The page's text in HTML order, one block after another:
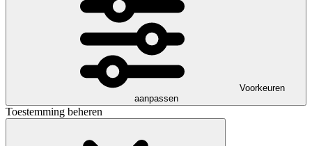
Voorkeuren
aanpassen
Toestemming beheren